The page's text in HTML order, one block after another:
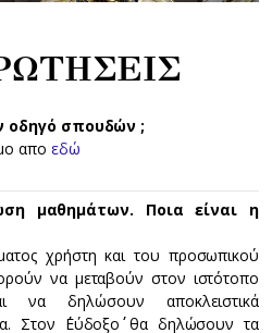
οδηγό σπουδών ;
απο εδώ
μαθημάτων. Ποια είναι η
χρήστη και του προσωπικού
να μεταβούν στον ιστότοπο
να δηλώσουν αποκλειστικά
Στον ΄΄Εύδοξο΄΄ θα δηλώσουν τα